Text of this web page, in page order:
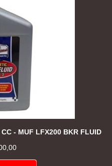
CC - MUF LFX200 BKR FLUID